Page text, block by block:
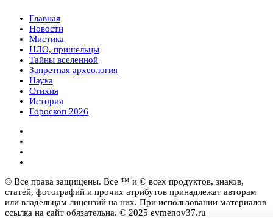
Главная
Новости
Мистика
НЛО, пришельцы
Тайны вселенной
Запретная археология
Наука
Стихия
История
Гороскоп 2026
© Все права защищены. Все ™ и © всех продуктов, знаков,
статей, фотографий и прочих атрибутов принадлежат авторам
или владельцам лицензий на них. При использовании материалов
ссылка на сайт обязательна. © 2025 evmenov37.ru